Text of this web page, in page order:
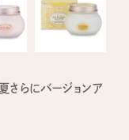
さらにバージョンア